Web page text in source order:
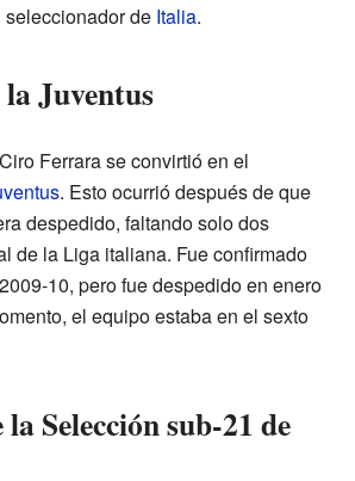
de Italia.
Juventus
Ferrara se convirtió en el
. Esto ocurrió después de que
despedido, faltando solo dos
de la Liga italiana. Fue confirmado
10, pero fue despedido en enero
el equipo estaba en el sexto
Selección sub-21 de